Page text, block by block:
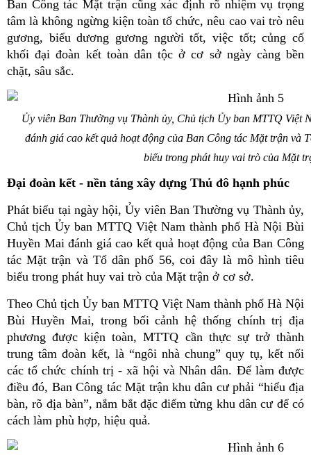
Ban Công tác Mặt trận cũng xác định rõ nhiệm vụ trọng
tâm là không ngừng kiện toàn tổ chức, nêu cao vai trò nêu
gương, biểu dương gương người tốt, việc tốt; củng cố
khối đại đoàn kết toàn dân tộc ở cơ sở ngày càng bền
chặt, sâu sắc.
Ủy viên Ban Thường vụ Thành ủy, Chủ tịch Ủy ban MTTQ Việt
đánh giá cao kết quả hoạt động của Ban Công tác Mặt trận và
biểu trong phát huy vai trò của Mặt
Đại đoàn kết - nền tảng xây dựng Thủ đô hạnh phúc
Phát biểu tại ngày hội, Ủy viên Ban Thường vụ Thành ủy,
Chủ tịch Ủy ban MTTQ Việt Nam thành phố Hà Nội Bùi
Huyền Mai đánh giá cao kết quả hoạt động của Ban Công
tác Mặt trận và Tổ dân phố 56, coi đây là mô hình tiêu
biểu trong phát huy vai trò của Mặt trận ở cơ sở.
Theo Chủ tịch Ủy ban MTTQ Việt Nam thành phố Hà Nội
Bùi Huyền Mai, trong bối cảnh hệ thống chính trị địa
phương được kiện toàn, MTTQ cần thực sự trở thành
trung tâm đoàn kết, là “ngôi nhà chung” quy tụ, kết nối
các tổ chức chính trị - xã hội và Nhân dân. Để làm được
điều đó, Ban Công tác Mặt trận khu dân cư phải “hiểu địa
bàn, rõ địa bàn”, nắm bắt đặc điểm từng khu dân cư để có
cách làm phù hợp, hiệu quả.